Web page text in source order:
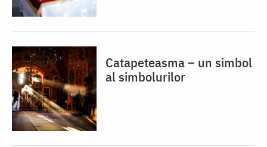
Catapeteasma – un simbol
al simbolurilor